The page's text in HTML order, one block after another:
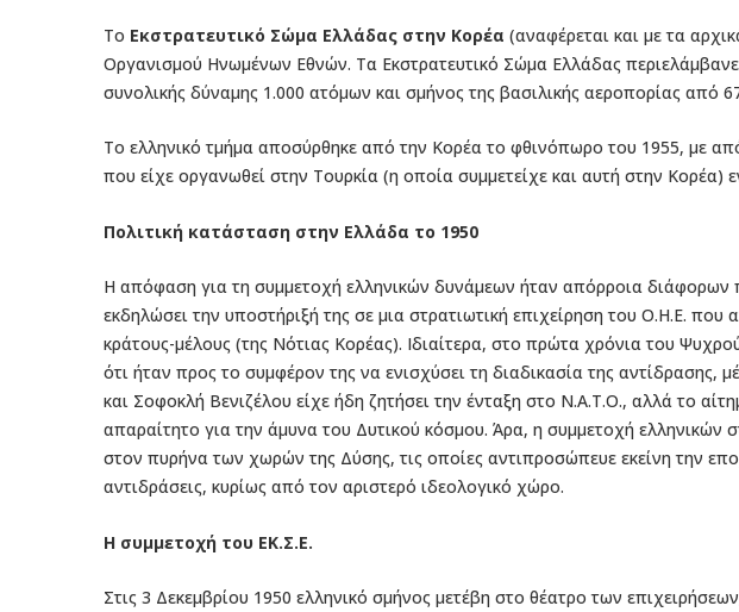
Το Εκστρατευτικό Σώμα Ελλάδας στην Κορέα (αναφέρεται και με τα
Οργανισμού Ηνωμένων Εθνών. Τα Εκστρατευτικό Σώμα Ελλάδας
συνολικής δύναμης 1.000 ατόμων και σμήνος της βασιλικής αεροπορίας από
Το ελληνικό τμήμα αποσύρθηκε από την Κορέα το φθινόπωρο του 1955, με
που είχε οργανωθεί στην Τουρκία (η οποία συμμετείχε και αυτή στην Κορέα)
Πολιτική κατάσταση στην Ελλάδα το 1950
Η απόφαση για τη συμμετοχή ελληνικών δυνάμεων ήταν απόρροια διάφορων
εκδηλώσει την υποστήριξή της σε μια στρατιωτική επιχείρηση του Ο.Η.Ε.
κράτους-μέλους (της Νότιας Κορέας). Ιδιαίτερα, στο πρώτα χρόνια του
ότι ήταν προς το συμφέρον της να ενισχύσει τη διαδικασία της
και Σοφοκλή Βενιζέλου είχε ήδη ζητήσει την ένταξη στο Ν.Α.Τ.Ο., αλλά το
απαραίτητο για την άμυνα του Δυτικού κόσμου. Άρα, η συμμετοχή
στον πυρήνα των χωρών της Δύσης, τις οποίες αντιπροσώπευε εκείνη την
αντιδράσεις, κυρίως από τον αριστερό ιδεολογικό χώρο.
Η συμμετοχή του ΕΚ.Σ.Ε.
Στις 3 Δεκεμβρίου 1950 ελληνικό σμήνος μετέβη στο θέατρο των